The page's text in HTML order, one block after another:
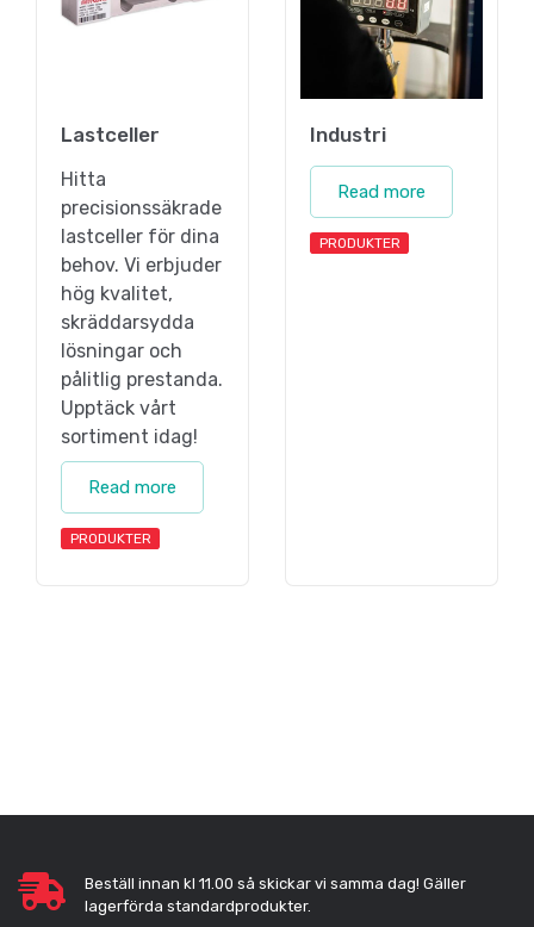
Lastceller
Hitta
precisionssäkrade
lastceller för dina
behov. Vi erbjuder
hög kvalitet,
skräddarsydda
lösningar och
pålitlig prestanda.
Upptäck vårt
sortiment idag!
Read more
PRODUKTER
Industri
Read more
PRODUKTER
Beställ innan kl 11.00 så skickar vi samma dag! Gäller
lagerförda standardprodukter.